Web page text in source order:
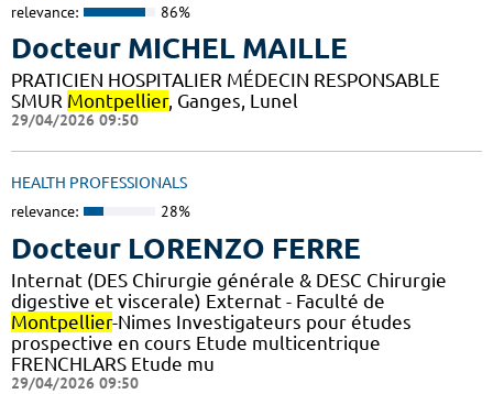
relevance: 86%
Docteur MICHEL MAILLE
PRATICIEN HOSPITALIER MÉDECIN RESPONSABLE
SMUR Montpellier, Ganges, Lunel
29/04/2026 09:50
HEALTH PROFESSIONALS
relevance: 28%
Docteur LORENZO FERRE
Internat (DES Chirurgie générale & DESC Chirurgie
digestive et viscerale) Externat - Faculté de
Montpellier-Nimes Investigateurs pour études
prospective en cours Etude multicentrique
FRENCHLARS Etude mu
29/04/2026 09:50